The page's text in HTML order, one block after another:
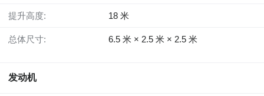
提升高度: 18 米
总体尺寸: 6.5 米 × 2.5 米 × 2.5 米
发动机